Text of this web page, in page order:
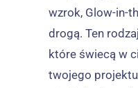
wzrok, Glow-in-
drogą. Ten
które świecą w
twojego